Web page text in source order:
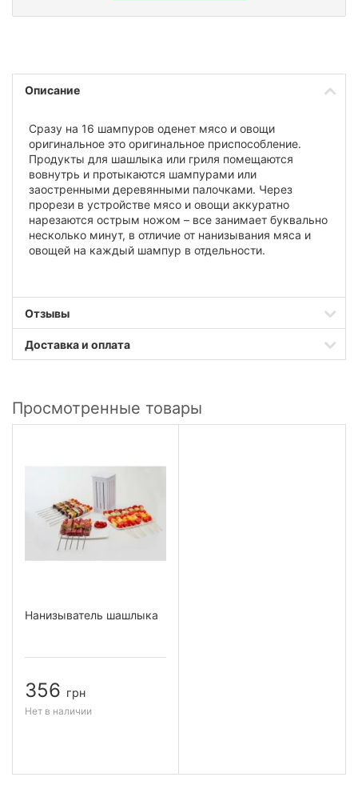
Описание
Сразу на 16 шампуров оденет мясо и овощи
оригинальное это оригинальное приспособление.
Продукты для шашлыка или гриля помещаются
вовнутрь и протыкаются шампурами или
заостренными деревянными палочками. Через
прорези в устройстве мясо и овощи аккуратно
нарезаются острым ножом – все занимает буквально
несколько минут, в отличие от нанизывания мяса и
овощей на каждый шампур в отдельности.
Отзывы
Доставка и оплата
Просмотренные товары
Нанизыватель шашлыка
356 грн
Нет в наличии